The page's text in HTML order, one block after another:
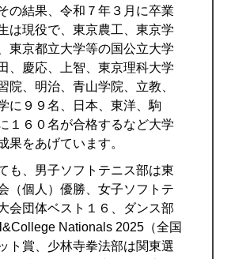
の結果、令和７年３月に卒業
は現役で、東京農工、東京学
東京都立大学等の国公立大学
、慶応、上智、東京理科大学
院、明治、青山学院、立教、
に９９名、日本、東洋、駒
１６０名が合格するなど大学
果をあげています。
も、男子ソフトテニス部は東
（個人）優勝、女子ソフトテ
会団体ベスト１６、ダンス部
Nationals 2025（全国
ト賞、少林寺拳法部は関東選